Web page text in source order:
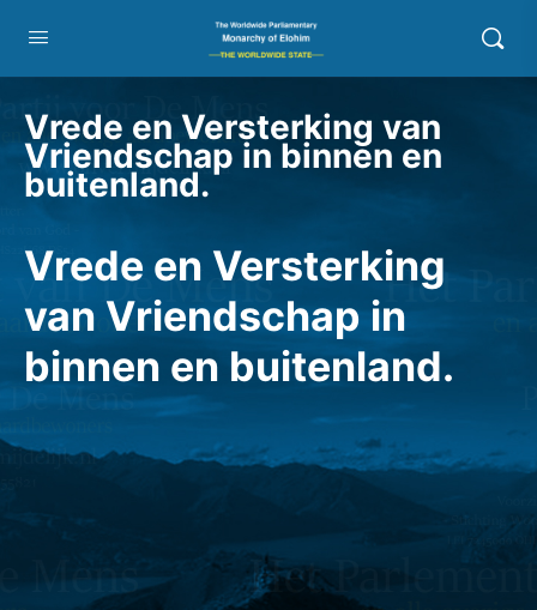
Vrede en Versterking van
Vriendschap in binnen en
buitenland.
Vrede en Versterking
van Vriendschap in
binnen en buitenland.